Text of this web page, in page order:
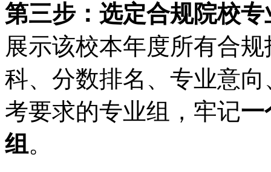
第三步：选定合规院校专
展示该校本年度所有合
科、分数排名、专业意
考要求的专业组，牢记一
组。